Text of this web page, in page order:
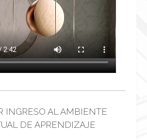
INGRESO AL AMBIENTE
DE APRENDIZAJE